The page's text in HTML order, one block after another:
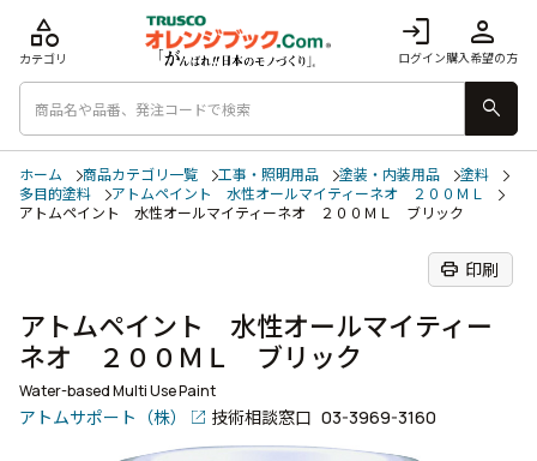
login
ログイン
person
購入希望の方
category
カテゴリ
search
ホーム 商品カテゴリ一覧 工事・照明用品 塗装・内装用品
塗料
多目的塗料
アトムペイント 水性オールマイティーネオ ２００ＭＬ
アトムペイント 水性オールマイティーネオ ２００ＭＬ ブリック
print 印刷
アトムペイント 水性オールマイティー
ネオ ２００ＭＬ ブリック
Water-based Multi Use Paint
アトムサポート（株） 技術相談窓口 03-3969-3160